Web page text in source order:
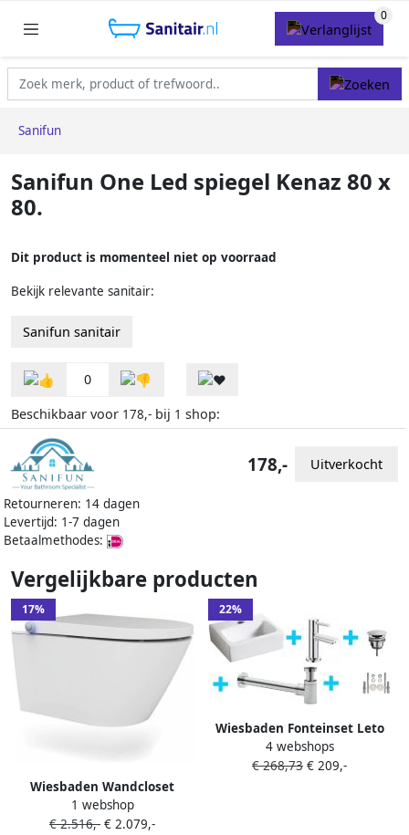
Sanifun
Sanifun One Led spiegel Kenaz 80 x
80.
Dit product is momenteel niet op voorraad
Bekijk relevante sanitair:
Sanifun sanitair
0
Beschikbaar voor 178,- bij 1 shop:
Retourneren: 14 dagen
Levertijd: 1-7 dagen
Betaalmethodes:
178,- Uitverkocht
Vergelijkbare producten
17%
Wiesbaden Wandcloset
Vesta-Comfort Hangend
Toilet Wit Diepspoel Rimless
1 webshop
€ 2.516,- € 2.079,-
22%
Wiesbaden Fonteinset Leto
Rechthoek 32x29x11cm
Keramiek Glans Wit Chroom
4 webshops
€ 268,73 € 209,-